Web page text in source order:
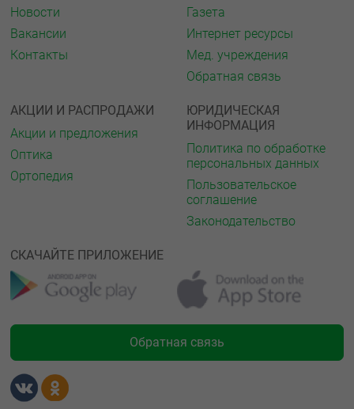
Новости
Вакансии
Контакты
Газета
Интернет ресурсы
Мед. учреждения
Обратная связь
АКЦИИ И РАСПРОДАЖИ
Акции и предложения
Оптика
Ортопедия
ЮРИДИЧЕСКАЯ
ИНФОРМАЦИЯ
Политика по обработке
персональных данных
Пользовательское
соглашение
Законодательство
СКАЧАЙТЕ ПРИЛОЖЕНИЕ
Обратная связь